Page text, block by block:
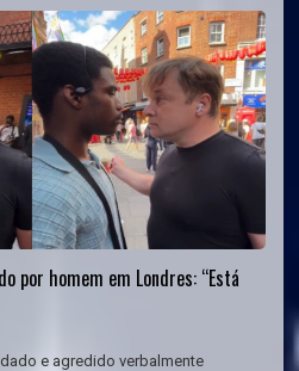
por homem em Londres: “Está
e agredido verbalmente